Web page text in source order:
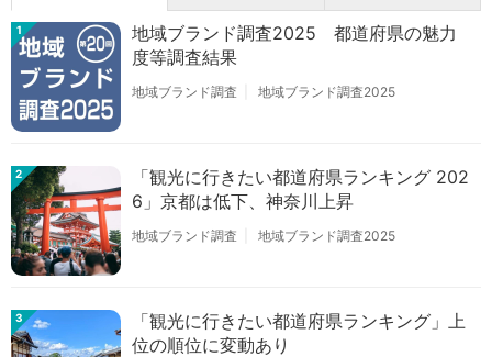
1
地域ブランド調査2025 都道府県の魅力
度等調査結果
地域ブランド調査 地域ブランド調査2025
2
「観光に行きたい都道府県ランキング 202
6」京都は低下、神奈川上昇
地域ブランド調査 地域ブランド調査2025
3
「観光に行きたい都道府県ランキング」上
位の順位に変動あり